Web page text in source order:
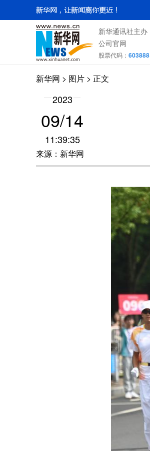
新华通讯社主办
公司官网
股票代码： 603888
新华网 > 图片 > 正文
2023
09/14
11:39:35
来源：新华网